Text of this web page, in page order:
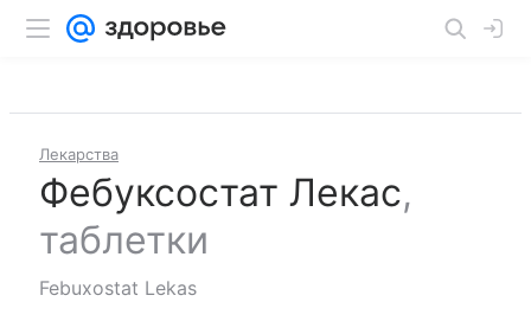
Лекарства
Фебуксостат Лекас,
таблетки
Febuxostat Lekas